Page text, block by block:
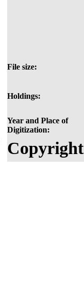
File size:
Holdings:
Year and Place of
Digitization: